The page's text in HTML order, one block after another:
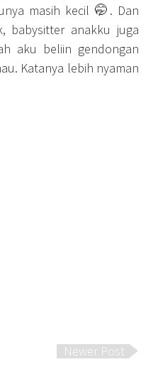
masih kecil 🤭. Dan
babysitter anakku juga
aku beliin gendongan
Katanya lebih nyaman
Newer Post